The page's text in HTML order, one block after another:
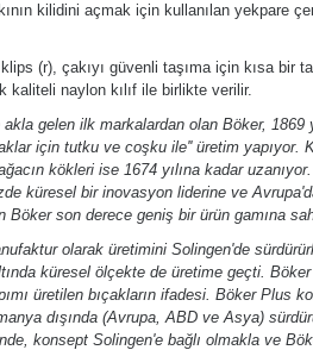
kilidini açmak için kullanılan yekpare
(r), çakıyı güvenli taşıma için kısa bir
naylon kılıf ile birlikte verilir.
gelen ilk markalardan olan Böker, 1869
için tutku ve coşku ile'' üretim yapıyor.
kökleri ise 1674 yılına kadar uzanıyor.
küresel bir inovasyon liderine ve
Böker son derece geniş bir ürün gamına
olarak üretimini Solingen'de
küresel ölçekte de üretime geçti.
üretilen bıçakların ifadesi. Böker Plus
dışında (Avrupa, ABD ve Asya)
konsept Solingen'e bağlı olmakla ve